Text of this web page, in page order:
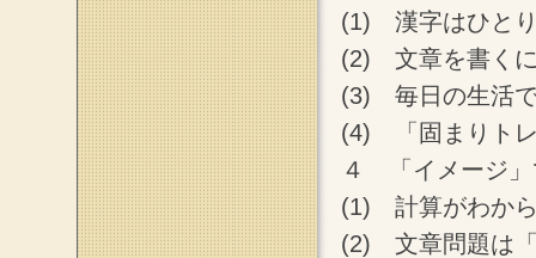
(1) 漢字はひと
(2) 文章を書く
(3) 毎日の生活
(4) 「固まりト
４ 「イメージ」
(1) 計算がわから
(2) 文章問題は